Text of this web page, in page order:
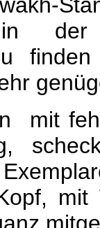
der
zu
mit